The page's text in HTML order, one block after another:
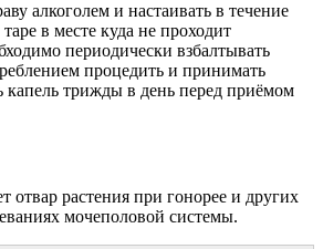
алкоголем и настаивать в течение
в месте куда не проходит
периодически взбалтывать
процедить и принимать
капель трижды в день перед приёмом
отвар растения при гонорее и других
мочеполовой системы.